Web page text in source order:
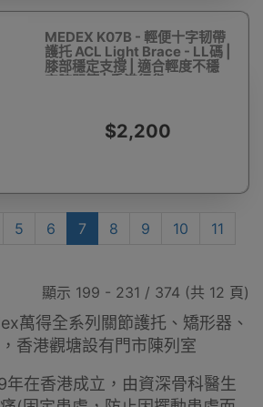
MEDEX K07B - 輕便十字韧帶
護托 ACL Light Brace - LL碼 |
膝部穩定支撐 | 適合輕度不穩
定膝關節 | 香港行貨
$2,200
5 6 7 8 9 10
11
顯示 199 - 231 / 374 (共 12 頁)
萬得全系列關節護托、矯形器、
香港觀塘設有門市陳列室
年在香港成立，由資深骨科醫生